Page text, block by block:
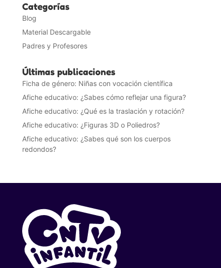
Categorías
Blog
Material Descargable
Padres y Profesores
Últimas publicaciones
Ficha de género: Niñas con vocación científica
Afiche educativo: ¿Sabes cómo reflejar una figura?
Afiche educativo: ¿Qué es la traslación y rotación?
Afiche educativo: ¿Figuras 3D o Poliedros?
Afiche educativo: ¿Sabes qué son los cuerpos
redondos?